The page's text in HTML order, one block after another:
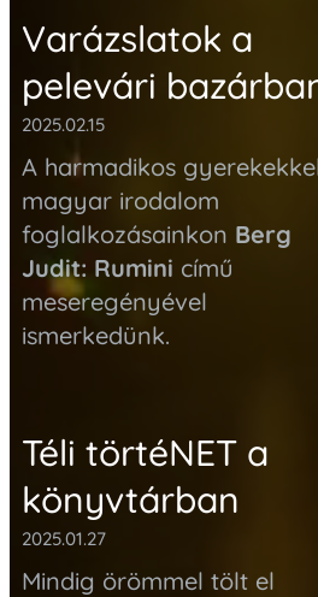
Varázslatok a
pelevári
2025.02.15
A harmadikos
magyar irodalom
foglalkozásainkon Berg
Judit: Rumini című
meseregényével
ismerkedünk.
Téli törtéNET a
könyvtárban
2025.01.27
Mindig örömmel tölt el